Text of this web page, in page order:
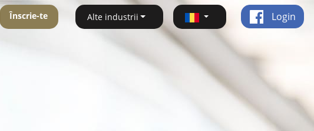
Înscrie-te Alte industrii Login